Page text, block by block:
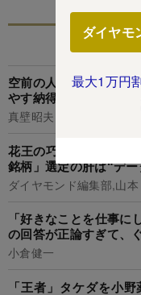
ダイヤモ
最大1万円
空前の人手不足...なの
やす納得の理由
真壁昭夫
花王の巧みな産業医活
銘柄」選定の肝は“デ
ダイヤモンド編集部,山本
「好きなことを仕事
の回答が正論すぎて、
小倉健一
「王者」タケダを小